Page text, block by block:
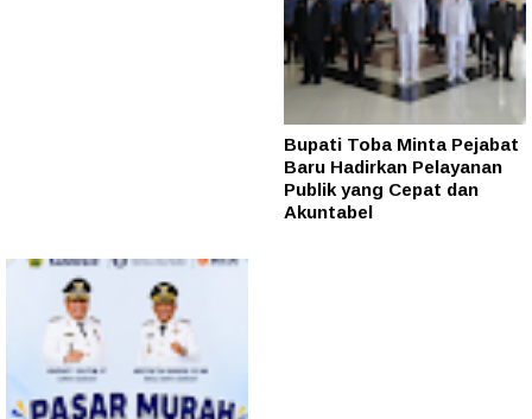
Bupati Toba Minta Pejabat
Baru Hadirkan Pelayanan
Publik yang Cepat dan
Akuntabel